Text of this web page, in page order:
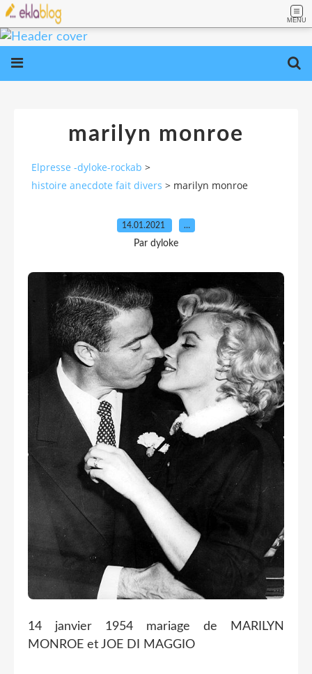
MENU
marilyn monroe
Elpresse -dyloke-rockab >
histoire anecdote fait divers > marilyn monroe
14.01.2021 …
Par dyloke
14 janvier 1954 mariage de MARILYN
MONROE et JOE DI MAGGIO